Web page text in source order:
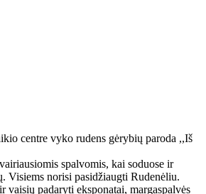
centre vyko rudens gėrybių paroda ,,Iš
spalvomis, kai soduose ir
Visiems norisi pasidžiaugti Rudenėliu.
padaryti eksponatai, margaspalvės